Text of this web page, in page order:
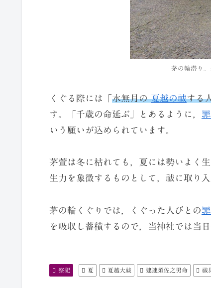
茅の輪潜り
くぐる際には「 水無月の夏越の祓する
す。「千歳の命延ぶ」とあるように，
いう願いが込められています。
茅萱は冬に枯れても，夏には勢いよく
生力を象徴するものとして，祓に取り
茅の輪くぐりでは，くぐった人びとの
を吸収し蓄積するので，当神社では当
祭祀 夏 夏越大祓 建速須佐之男命 祓